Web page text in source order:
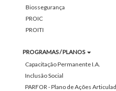
Biossegurança
PROIC
PROITI
PROGRAMAS / PLANOS
Capacitação Permanente I.A.
Inclusão Social
PARFOR - Plano de Ações